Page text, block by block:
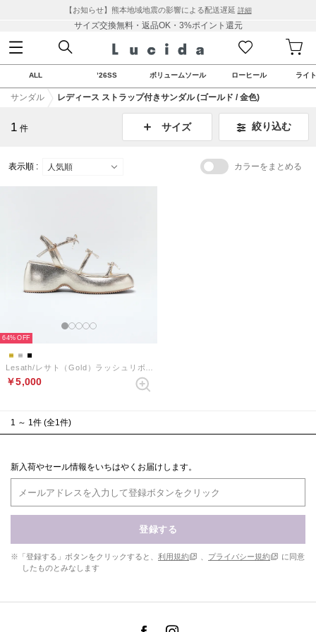
【お知らせ】熊本地域地震の影響による配送遅延 詳細
サイズ交換無料・返品OK・3%ポイント還元
ALL ’26SS ボリュームソール ローヒール ライ
サンダル レディース ストラップ付きサンダル (ゴールド / 金色)
1 件 サイズ 絞り込む
表示順 : カラーをまとめる
64%
￥5,000
1 ～ 1件 (全1件)
新入荷やセール情報をいちはやくお届けします。
登録する
※「登録する」ボタンをクリックすると、 利用規約 プライバシー規約
に同意
したものとみなします